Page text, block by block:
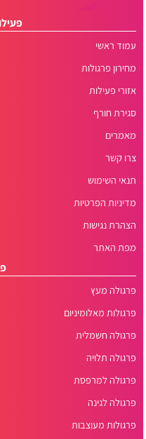
עמוד ראשי
מחירון פרגולות
אזורי פעילות
סגירת חורף
מאמרים
צרו קשר
תנאי השימוש
מדיניות הפרטיות
הצהרת נגישות
מפת האתר
פרגולה מעץ
פרגולות מאלומיניום
פרגולה חשמלית
פרגולה תלויה
פרגולה למרפסת
פרגולה לגינה
פרגולות מעוצבות